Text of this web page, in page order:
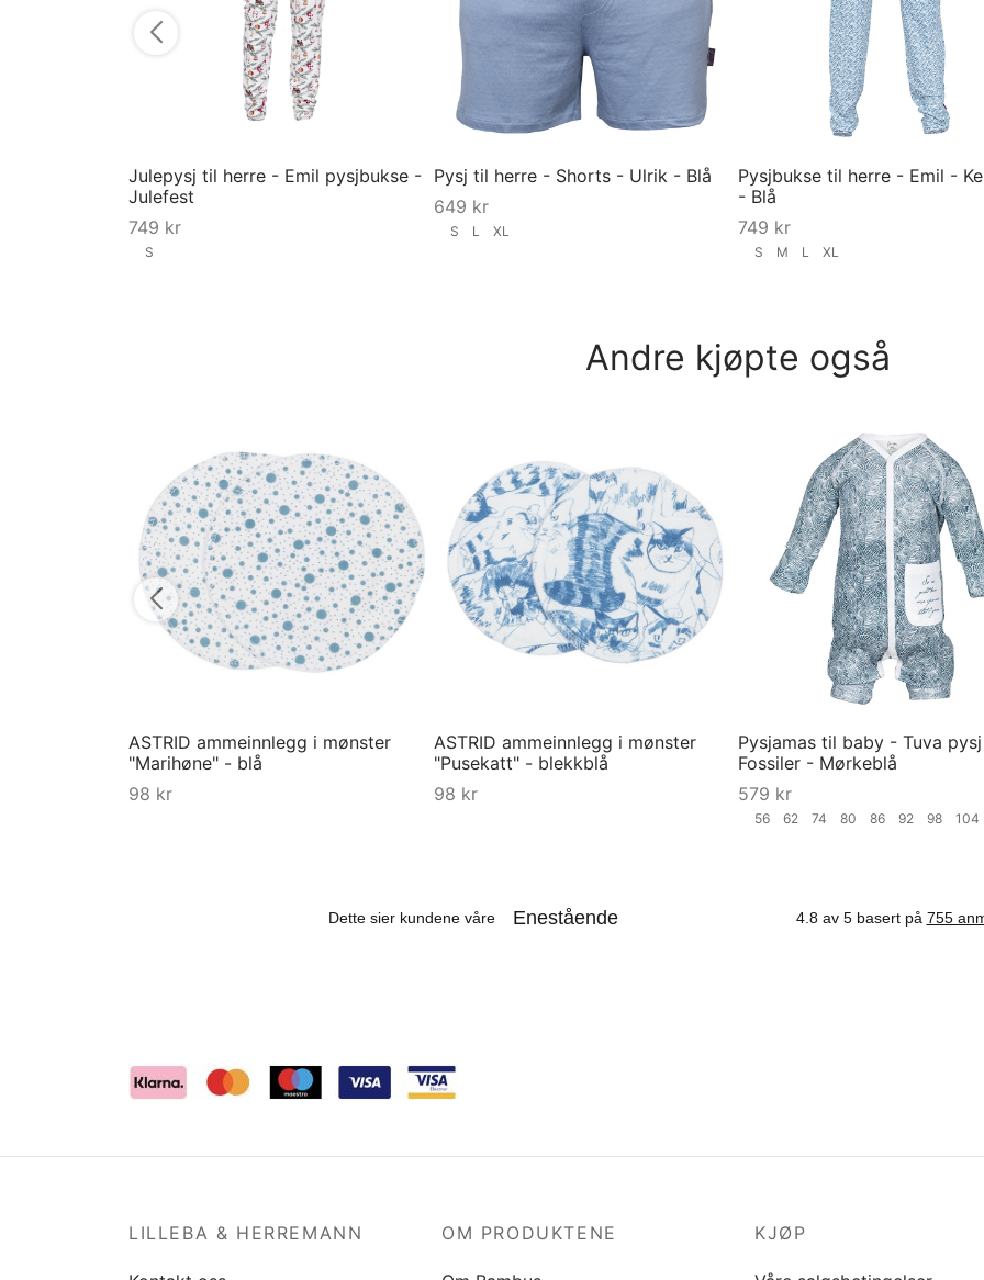
Julepysj til herre - Emil pysjbukse -
Julefest
749 kr
S
Pysj til herre - Shorts - Ulrik - Blå
649 kr
S L XL
Pysjbukse til herre - Emil -
- Blå
749 kr
S M L XL
Andre kjøpte også
ASTRID ammeinnlegg i mønster
"Marihøne" - blå
98 kr
ASTRID ammeinnlegg i mønster
"Pusekatt" - blekkblå
98 kr
Pysjamas til baby - Tuva
Fossiler - Mørkeblå
579 kr
56 62 74 80 86 92 98 104
LILLEBA & HERREMANN OM PRODUKTENE KJØP